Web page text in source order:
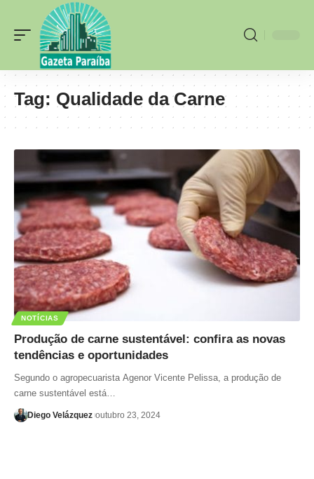
Tag: Qualidade da Carne
NOTÍCIAS
Produção de carne sustentável: confira as novas
tendências e oportunidades
Segundo o agropecuarista Agenor Vicente Pelissa, a produção de
carne sustentável está…
Diego Velázquez outubro 23, 2024